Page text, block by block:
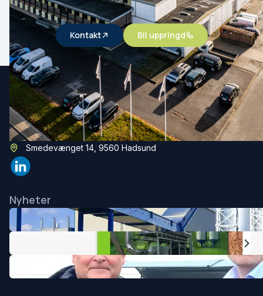
Kontakt Bli uppringd
Aagaard A/S
(+45) 96 53 12 00
mail@aagaard-systems.dk
Smedevænget 14, 9560 Hadsund
Nyheter